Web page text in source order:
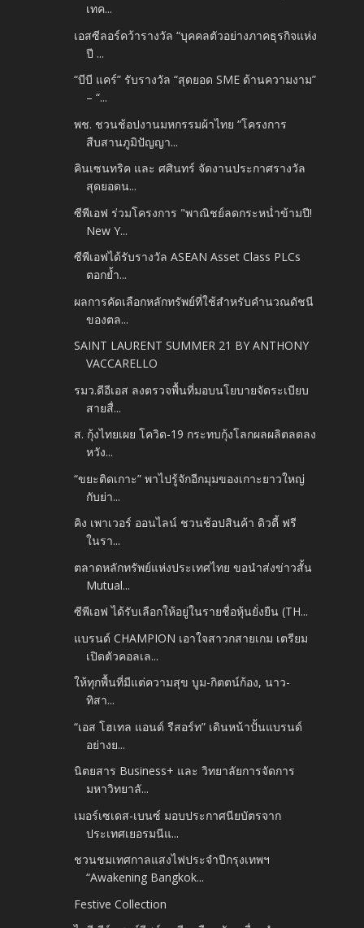
เทค...
เอสซีลอร์คว้ารางวัล “บุคคลตัวอย่างภาคธุรกิจแห่ง
ปี ...
“บีบี แคร์” รับรางวัล “สุดยอด SME ด้านความงาม”
– “...
พช. ชวนช้อปงานมหกรรมผ้าไทย “โครงการ
สืบสานภูมิปัญญา...
คินเซนทริค และ ศศินทร์ จัดงานประกาศรางวัล
สุดยอดน...
ซีพีเอฟ ร่วมโครงการ "พาณิชย์ลดกระหน่ำข้ามปี!
New Y...
ซีพีเอฟได้รับรางวัล ASEAN Asset Class PLCs
ตอกย้ำ...
ผลการคัดเลือกหลักทรัพย์ที่ใช้สำหรับคำนวณดัชนี
ของตล...
SAINT LAURENT SUMMER 21 BY ANTHONY
VACCARELLO
รมว.ดีอีเอส ลงตรวจพื้นที่มอบนโยบายจัดระเบียบ
สายสื่...
ส. กุ้งไทยเผย โควิด-19 กระทบกุ้งโลกผลผลิตลดลง
หวัง...
“ขยะติดเกาะ” พาไปรู้จักอีกมุมของเกาะยาวใหญ่
กับย่า...
คิง เพาเวอร์ ออนไลน์ ชวนช้อปสินค้า ดิวตี้ ฟรี
ในรา...
ตลาดหลักทรัพย์แห่งประเทศไทย ขอนำส่งข่าวสั้น
Mutual...
ซีพีเอฟ ได้รับเลือกให้อยู่ในรายชื่อหุ้นยั่งยืน (TH...
แบรนด์ CHAMPION เอาใจสาวกสายเกม เตรียม
เปิดตัวคอลเล...
ให้ทุกพื้นที่มีแต่ความสุข บูม-กิตตน์ก้อง, นาว-
ทิสา...
“เอส โฮเทล แอนด์ รีสอร์ท” เดินหน้าปั้นแบรนด์
อย่างย...
นิตยสาร Business+ และ วิทยาลัยการจัดการ
มหาวิทยาลั...
เมอร์เซเดส-เบนซ์ มอบประกาศนียบัตรจาก
ประเทศเยอรมนีแ...
ชวนชมเทศกาลแสงไฟประจำปีกรุงเทพฯ
“Awakening Bangkok...
Festive Collection